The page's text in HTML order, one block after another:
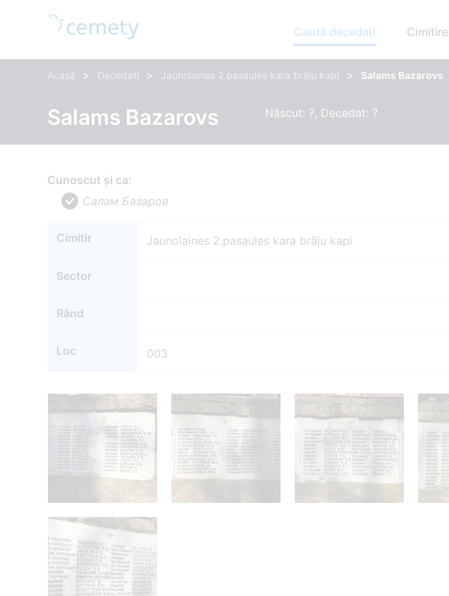
Caută decedați Cimitire
Acasă > Decedați > Jaunolaines 2.pasaules kara brāļu kapi > Salams Bazarovs
Salams Bazarovs Născut: ?, Decedat: ?
Cunoscut și ca:
Салам Базаров
Cimitir Jaunolaines 2.pasaules kara brāļu kapi
Sector
Rând
Loc 003